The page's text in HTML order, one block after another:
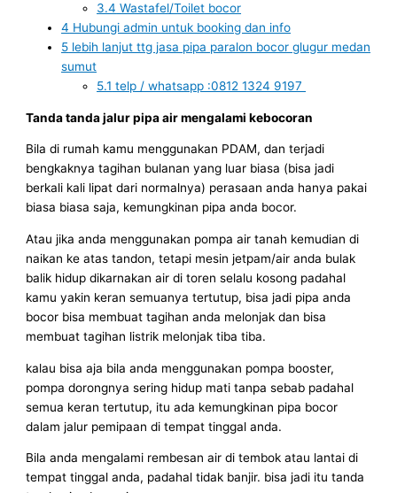
3.4 Wastafel/Toilet bocor
4 Hubungi admin untuk booking dan info
5 lebih lanjut ttg jasa pipa paralon bocor glugur medan
sumut
5.1 telp / whatsapp :0812 1324 9197
Tanda tanda jalur pipa air mengalami kebocoran
Bila di rumah kamu menggunakan PDAM, dan terjadi
bengkaknya tagihan bulanan yang luar biasa (bisa jadi
berkali kali lipat dari normalnya) perasaan anda hanya pakai
biasa biasa saja, kemungkinan pipa anda bocor.
Atau jika anda menggunakan pompa air tanah kemudian di
naikan ke atas tandon, tetapi mesin jetpam/air anda bulak
balik hidup dikarnakan air di toren selalu kosong padahal
kamu yakin keran semuanya tertutup, bisa jadi pipa anda
bocor bisa membuat tagihan anda melonjak dan bisa
membuat tagihan listrik melonjak tiba tiba.
kalau bisa aja bila anda menggunakan pompa booster,
pompa dorongnya sering hidup mati tanpa sebab padahal
semua keran tertutup, itu ada kemungkinan pipa bocor
dalam jalur pemipaan di tempat tinggal anda.
Bila anda mengalami rembesan air di tembok atau lantai di
tempat tinggal anda, padahal tidak banjir. bisa jadi itu tanda